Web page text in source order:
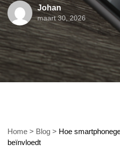
Johan
maart 30, 2026
Home > Blog > Hoe
beïnvloedt